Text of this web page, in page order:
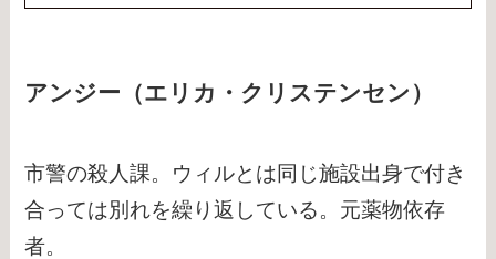
アンジー（エリカ・クリステンセン）
市警の殺人課。ウィルとは同じ施設出身で付き
合っては別れを繰り返している。元薬物依存
者。